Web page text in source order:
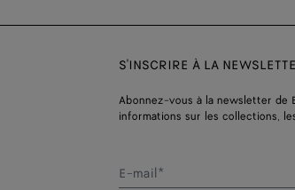
S'INSCRIRE À LA
Abonnez-vous à la newsletter de
informations sur les collections,
E-mail*